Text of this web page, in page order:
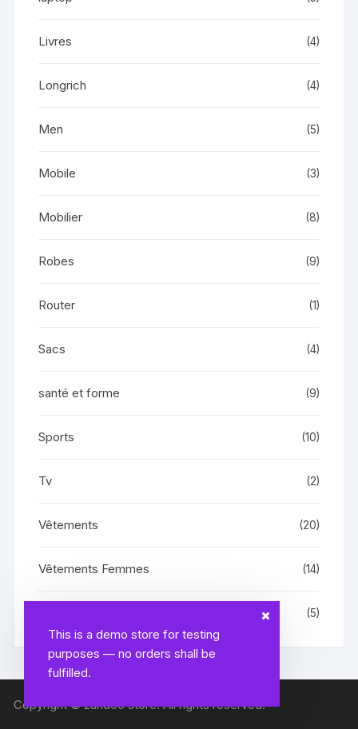
This is a demo store for testing
purposes — no orders shall be
fulfilled.
Livres (4)
Longrich (4)
Men (5)
Mobile (3)
Mobilier (8)
Robes (9)
Router (1)
Sacs (4)
santé et forme (9)
Sports (10)
Tv (2)
Vêtements (20)
Vêtements Femmes (14)
(5)
Copyright © zandoo store. All rights reserved.